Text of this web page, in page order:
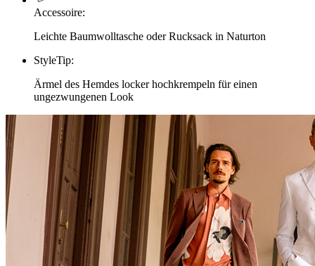
Accessoire:
Leichte Baumwolltasche oder Rucksack in Naturton
StyleTip:
Ärmel des Hemdes locker hochkrempeln für einen
ungezwungenen Look